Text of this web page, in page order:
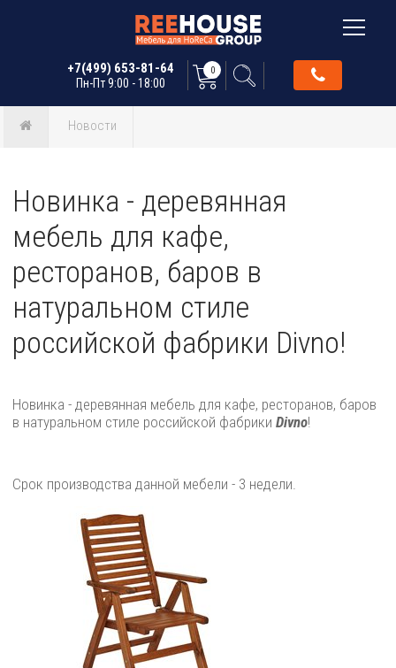
+7(499) 653-81-64
Пн-Пт 9:00 - 18:00
0
Новости
Новинка - деревянная
мебель для кафе,
ресторанов, баров в
натуральном стиле
российской фабрики Divno!
Новинка - деревянная мебель для кафе, ресторанов, баров
в натуральном стиле российской фабрикиDivno!
Срок производства данной мебели - 3 недели.